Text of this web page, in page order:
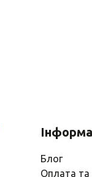
Блог
Оплата та